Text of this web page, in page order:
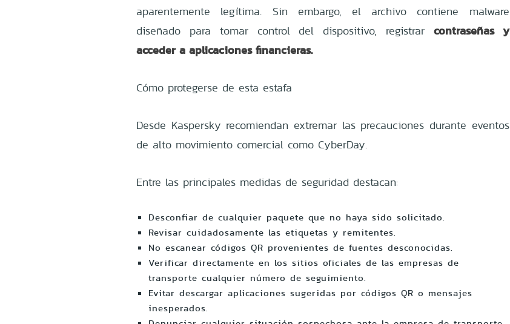
aparentemente legítima. Sin embargo, el archivo contiene malware
diseñado para tomar control del dispositivo, registrar contraseñas y
acceder a aplicaciones financieras.
Cómo protegerse de esta estafa
Desde Kaspersky recomiendan extremar las precauciones durante eventos
de alto movimiento comercial como CyberDay.
Entre las principales medidas de seguridad destacan:
Desconfiar de cualquier paquete que no haya sido solicitado.
Revisar cuidadosamente las etiquetas y remitentes.
No escanear códigos QR provenientes de fuentes desconocidas.
Verificar directamente en los sitios oficiales de las empresas de
transporte cualquier número de seguimiento.
Evitar descargar aplicaciones sugeridas por códigos QR o mensajes
inesperados.